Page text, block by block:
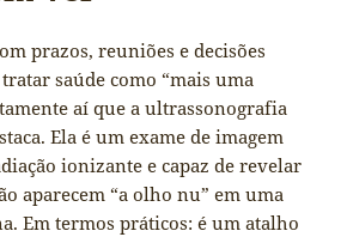
prazos, reuniões e decisões
saúde como “mais uma
aí que a ultrassonografia
Ela é um exame de imagem
ionizante e capaz de revelar
aparecem “a olho nu” em uma
Em termos práticos: é um atalho